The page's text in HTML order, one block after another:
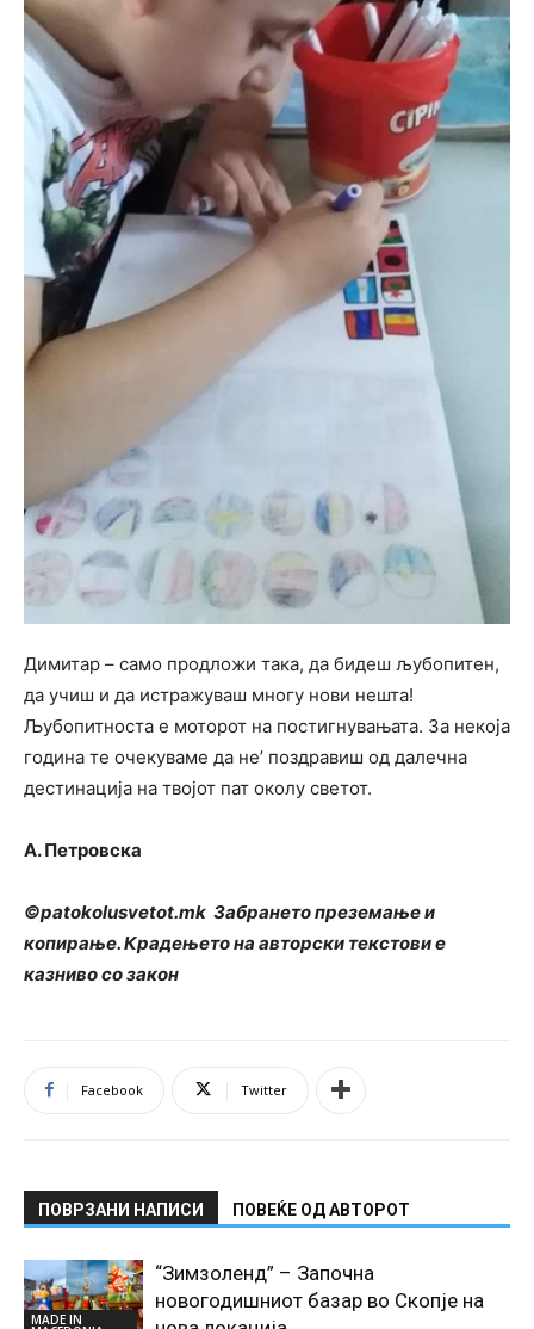
Димитар – само продложи така, да бидеш љубопитен,
да учиш и да истражуваш многу нови нешта!
Љубопитноста е моторот на постигнувањата. За некоја
година те очекуваме да не’ поздравиш од далечна
дестинација на твојот пат околу светот.
А. Петровска
©patokolusvetot.mk Забрането преземање и
копирање. Крадењето на авторски текстови е
казниво со закон
Facebook Twitter
ПОВРЗАНИ НАПИСИ ПОВЕЌЕ ОД АВТОРОТ
MADE IN
“Зимзоленд” – Започна
новогодишниот базар во Скопје на